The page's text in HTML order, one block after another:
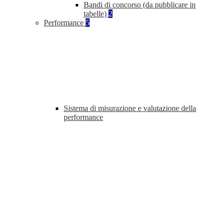
Bandi di concorso (da pubblicare in
tabelle) 2
Performance 5
Sistema di misurazione e valutazione della
performance